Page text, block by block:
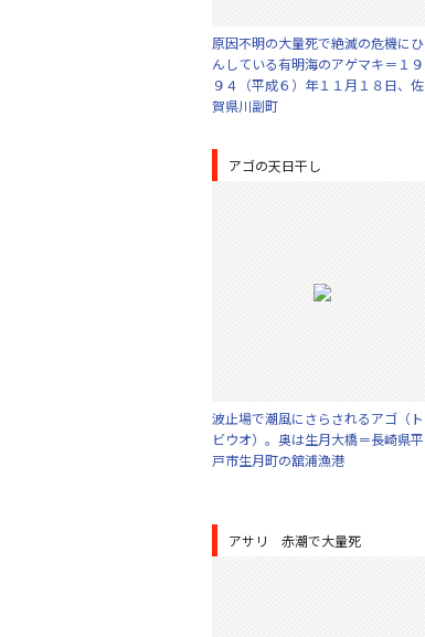
原因不明の大量死で絶滅の危機にひ
んしている有明海のアゲマキ＝１９
９４（平成６）年１１月１８日、佐
賀県川副町
アゴの天日干し
波止場で潮風にさらされるアゴ（ト
ビウオ）。奥は生月大橋＝長崎県平
戸市生月町の舘浦漁港
アサリ 赤潮で大量死